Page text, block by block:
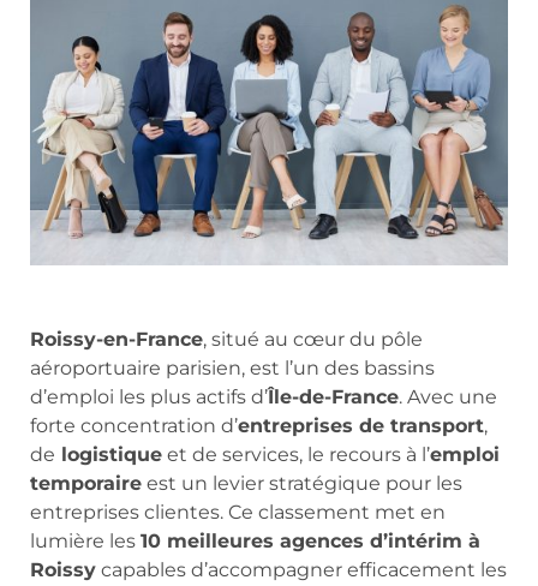
Roissy-en-France, situé au cœur du pôle
aéroportuaire parisien, est l’un des bassins
d’emploi les plus actifs d’Île-de-France. Avec une
forte concentration d’entreprises de transport,
de logistique et de services, le recours à l’emploi
temporaire est un levier stratégique pour les
entreprises clientes. Ce classement met en
lumière les 10 meilleures agences d’intérim à
Roissy capables d’accompagner efficacement les